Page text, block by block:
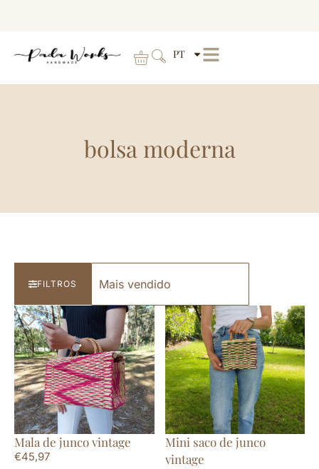
PT
bolsa moderna
FILTROS
Mala de junco vintage
€45,97
Mini saco de junco
vintage